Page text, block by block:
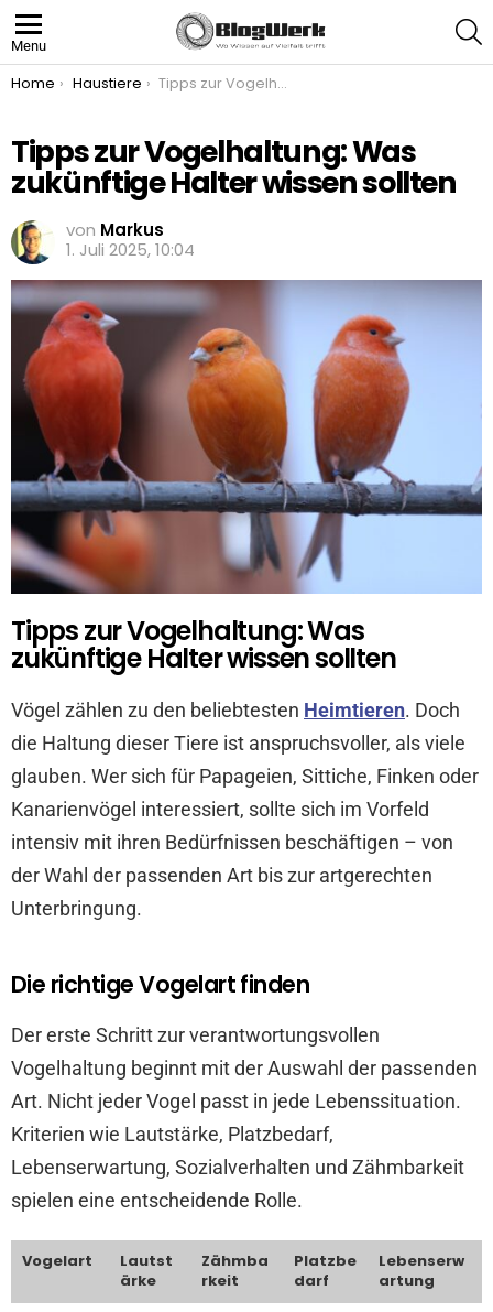
Menu
You are here:
Home Haustiere Tipps zur Vogelhaltung: Was zukünftige Halter wissen sollten
Tipps zur Vogelhaltung: Was
zukünftige Halter wissen sollten
von Markus
1. Juli 2025, 10:04
Tipps zur Vogelhaltung: Was
zukünftige Halter wissen sollten
Vögel zählen zu den beliebtesten Heimtieren. Doch
die Haltung dieser Tiere ist anspruchsvoller, als viele
glauben. Wer sich für Papageien, Sittiche, Finken oder
Kanarienvögel interessiert, sollte sich im Vorfeld
intensiv mit ihren Bedürfnissen beschäftigen – von
der Wahl der passenden Art bis zur artgerechten
Unterbringung.
Die richtige Vogelart finden
Der erste Schritt zur verantwortungsvollen
Vogelhaltung beginnt mit der Auswahl der passenden
Art. Nicht jeder Vogel passt in jede Lebenssituation.
Kriterien wie Lautstärke, Platzbedarf,
Lebenserwartung, Sozialverhalten und Zähmbarkeit
spielen eine entscheidende Rolle.
Vogelart
Lautst
ärke
Zähmba
rkeit
Platzbe
darf
Lebenserw
artung